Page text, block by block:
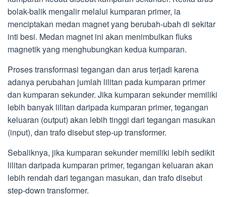
bolak-balik mengalir melalui kumparan primer, ia
menciptakan medan magnet yang berubah-ubah di sekitar
inti besi. Medan magnet ini akan menimbulkan fluks
magnetik yang menghubungkan kedua kumparan.
Proses transformasi tegangan dan arus terjadi karena
adanya perubahan jumlah lilitan pada kumparan primer
dan kumparan sekunder. Jika kumparan sekunder memiliki
lebih banyak lilitan daripada kumparan primer, tegangan
keluaran (output) akan lebih tinggi dari tegangan masukan
(input), dan trafo disebut step-up transformer.
Sebaliknya, jika kumparan sekunder memiliki lebih sedikit
lilitan daripada kumparan primer, tegangan keluaran akan
lebih rendah dari tegangan masukan, dan trafo disebut
step-down transformer.